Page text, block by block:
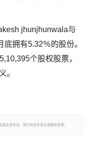
jhunjhunwala与
拥有5.32％的股份。
个股权股票，
。
反馈本站，我们将会作修改或删除处理。